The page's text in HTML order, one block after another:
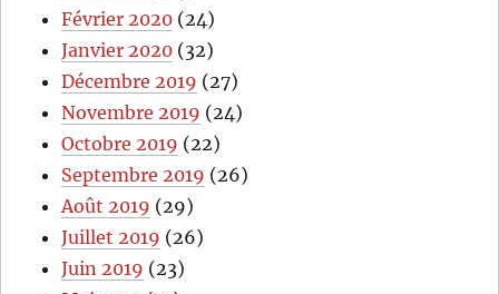
Février 2020 (24)
Janvier 2020 (32)
Décembre 2019 (27)
Novembre 2019 (24)
Octobre 2019 (22)
Septembre 2019 (26)
Août 2019 (29)
Juillet 2019 (26)
Juin 2019 (23)